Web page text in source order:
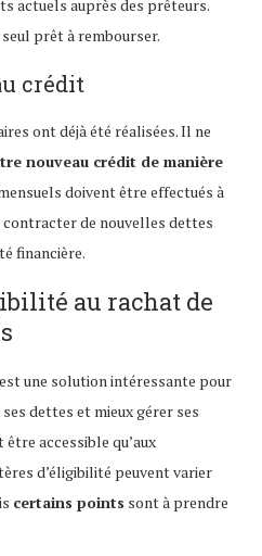
actuels auprès des prêteurs.
prêt à rembourser.
crédit
ont déjà été réalisées. Il ne
nouveau crédit de manière
doivent être effectués à
de nouvelles dettes
financière.
au rachat de
une solution intéressante pour
dettes et mieux gérer ses
accessible qu’aux
d’éligibilité peuvent varier
certains points sont à prendre